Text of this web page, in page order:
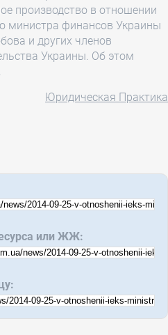
производство в отношении
министра финансов Украины
и других членов
Украины. Об этом
Юридическая Практика
или ЖЖ: